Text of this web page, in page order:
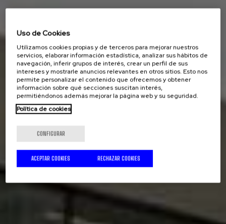
Uso de Cookies
Utilizamos cookies propias y de terceros para mejorar nuestros
servicios, elaborar información estadística, analizar sus hábitos de
navegación, inferir grupos de interés, crear un perfil de sus
intereses y mostrarle anuncios relevantes en otros sitios. Esto nos
permite personalizar el contenido que ofrecemos y obtener
información sobre qué secciones suscitan interés,
permitiéndonos además mejorar la página web y su seguridad.
Política de cookies
CONFIGURAR
RECHAZAR COOKIES
ACEPTAR COOKIES